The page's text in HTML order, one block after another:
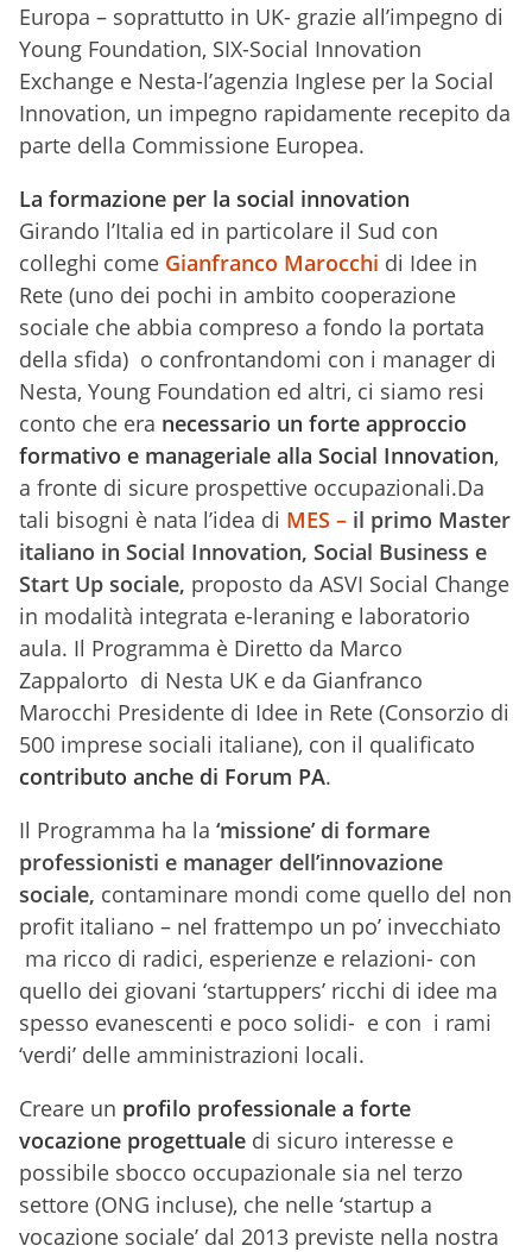
Europa – soprattutto in UK- grazie all’impegno di
Young Foundation, SIX-Social Innovation
Exchange e Nesta-l’agenzia Inglese per la Social
Innovation, un impegno rapidamente recepito da
parte della Commissione Europea.
La formazione per la social innovation
Girando l’Italia ed in particolare il Sud con
colleghi come Gianfranco Marocchi di Idee in
Rete (uno dei pochi in ambito cooperazione
sociale che abbia compreso a fondo la portata
della sfida) o confrontandomi con i manager di
Nesta, Young Foundation ed altri, ci siamo resi
conto che era necessario un forte approccio
formativo e manageriale alla Social Innovation,
a fronte di sicure prospettive occupazionali.Da
tali bisogni è nata l’idea di MES – il primo Master
italiano in Social Innovation, Social Business e
Start Up sociale, proposto da ASVI Social Change
in modalità integrata e-leraning e laboratorio
aula. Il Programma è Diretto da Marco
Zappalorto di Nesta UK e da Gianfranco
Marocchi Presidente di Idee in Rete (Consorzio di
500 imprese sociali italiane), con il qualificato
contributo anche di Forum PA.
Il Programma ha la ‘missione’ di formare
professionisti e manager dell’innovazione
sociale, contaminare mondi come quello del non
profit italiano – nel frattempo un po’ invecchiato
ma ricco di radici, esperienze e relazioni- con
quello dei giovani ‘startuppers’ ricchi di idee ma
spesso evanescenti e poco solidi- e con i rami
‘verdi’ delle amministrazioni locali.
Creare un profilo professionale a forte
vocazione progettuale di sicuro interesse e
possibile sbocco occupazionale sia nel terzo
settore (ONG incluse), che nelle ‘startup a
vocazione sociale’ dal 2013 previste nella nostra